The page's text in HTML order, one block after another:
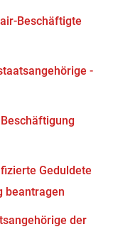
Beschäftigte
-
Geduldete
beantragen
der